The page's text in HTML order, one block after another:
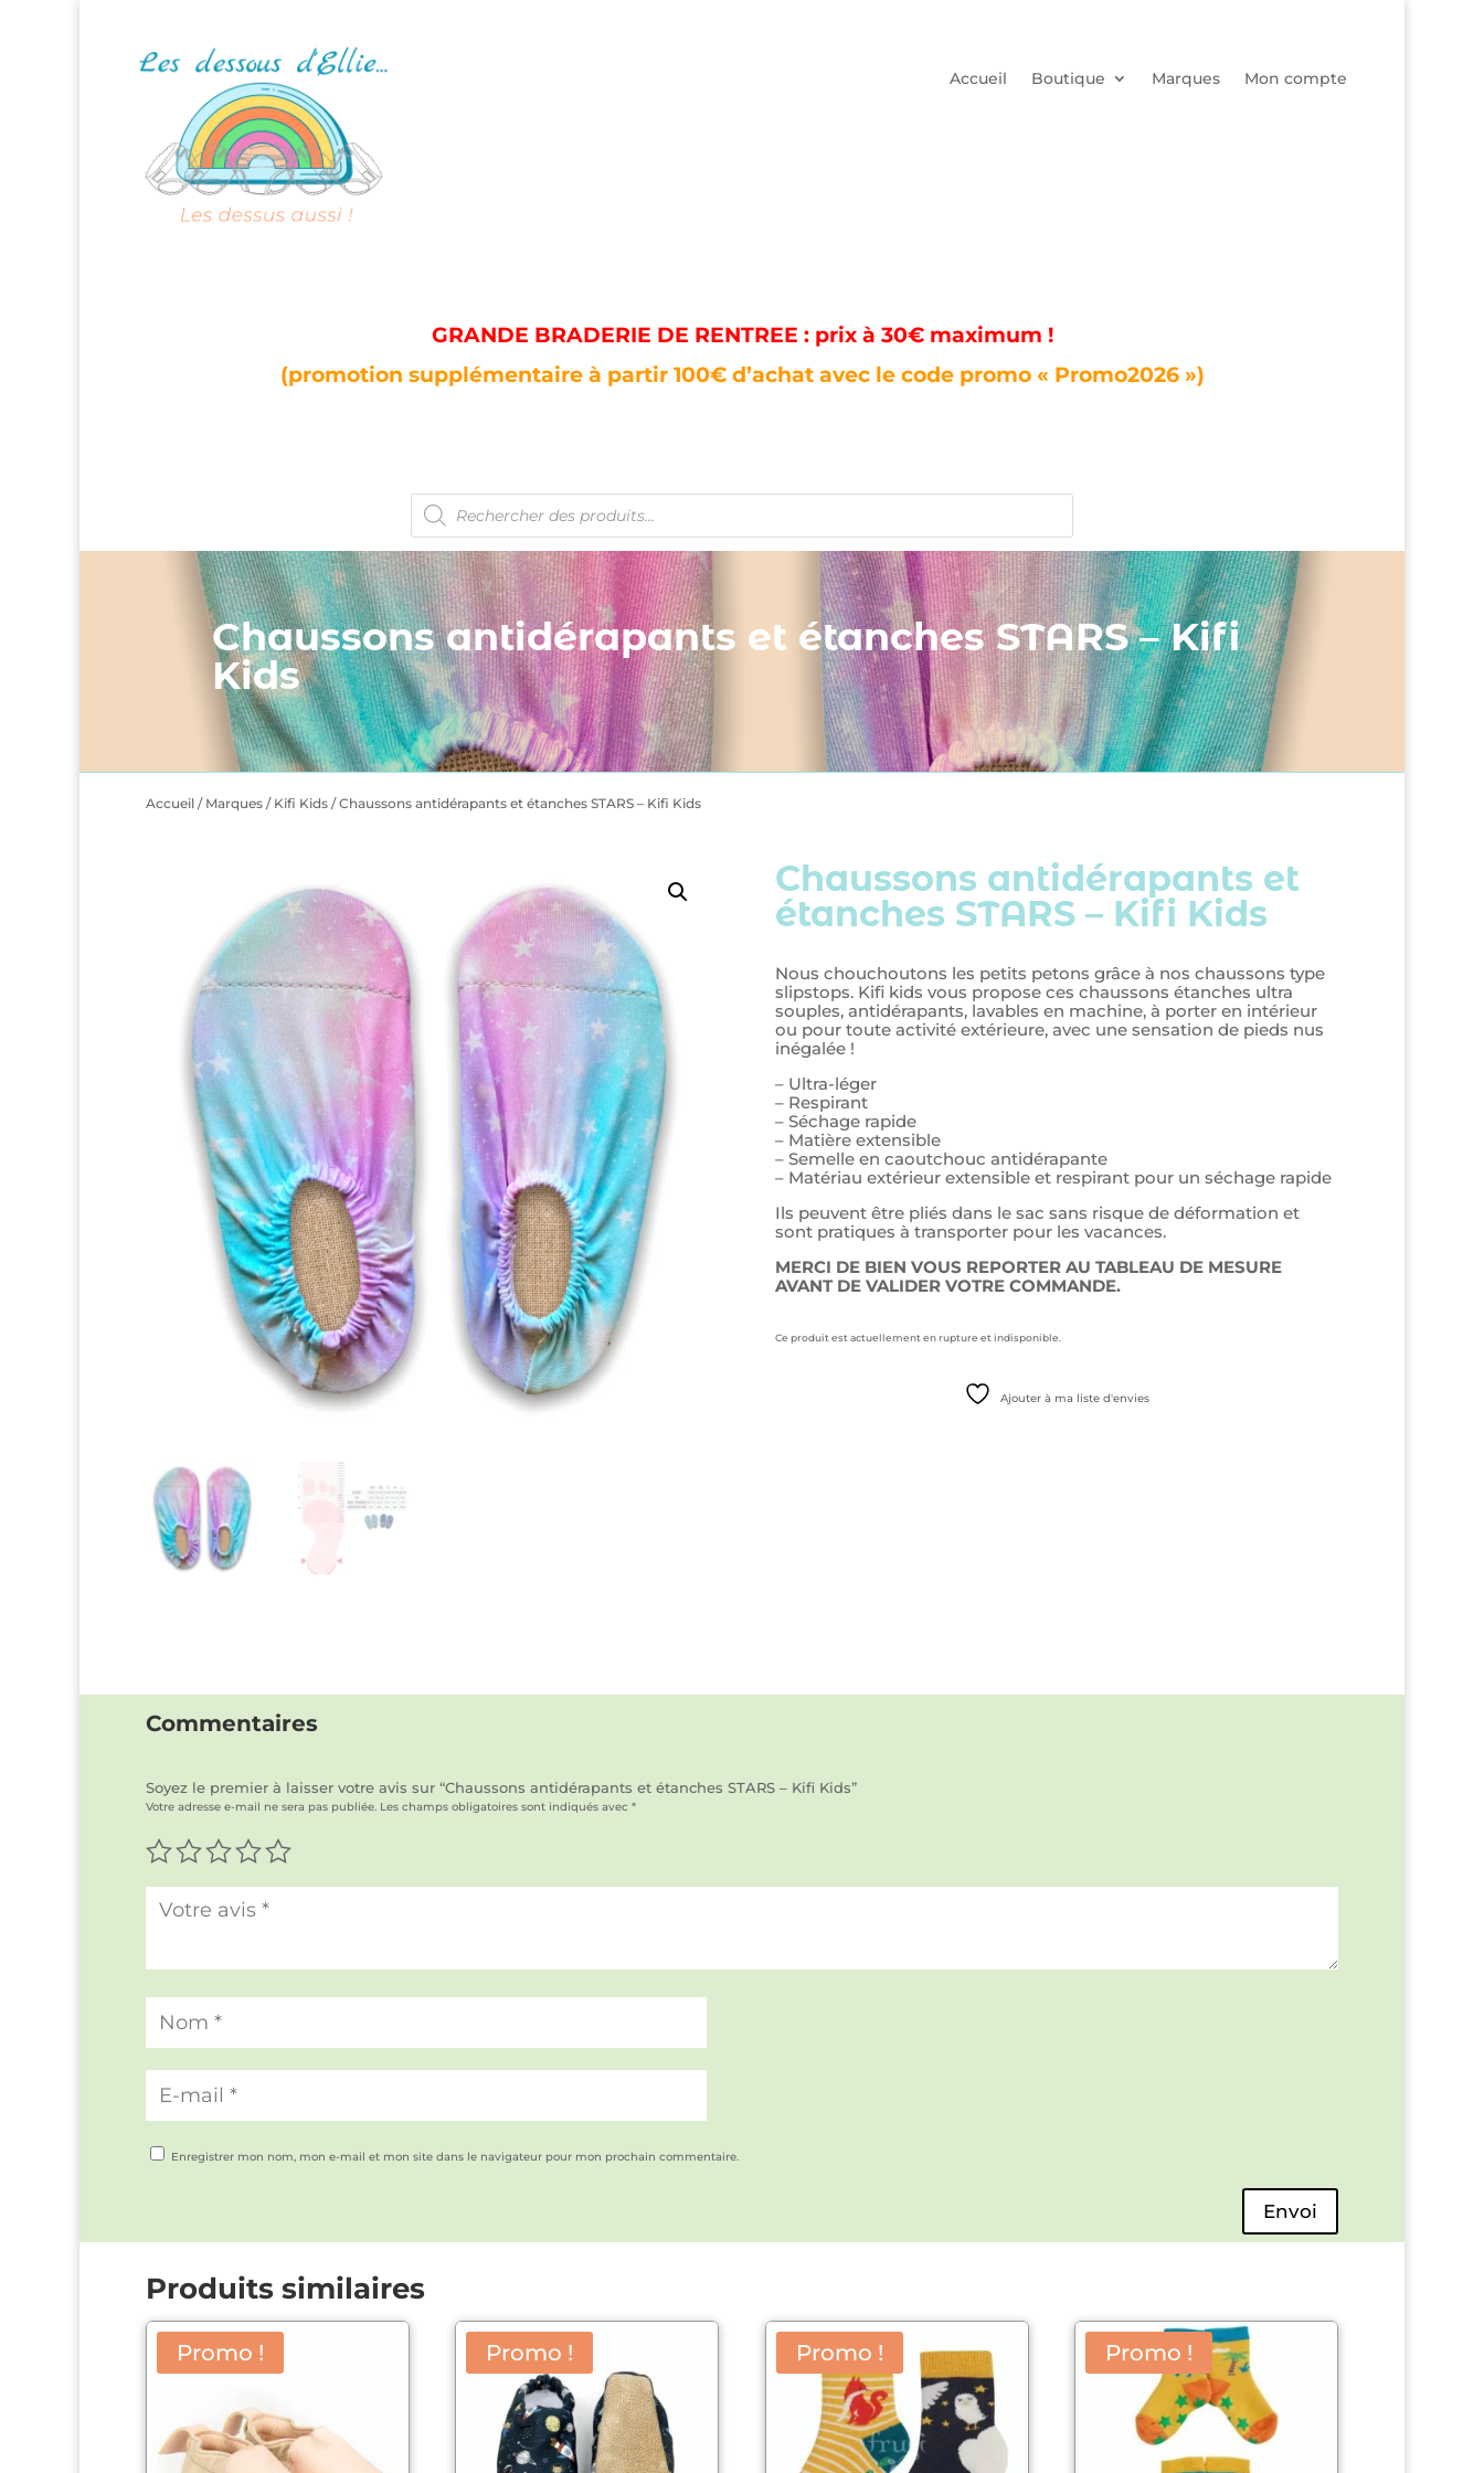
Accueil Boutique Marques Mon compte
GRANDE BRADERIE DE RENTREE : prix à 30€ maximum !
(promotion supplémentaire à partir 100€ d’achat avec le code promo « Promo2026 »)
Recherche
produits
Chaussons antidérapants et étanches STARS – Kifi
Kids
Accueil / Marques / Kifi Kids / Chaussons antidérapants et étanches STARS – Kifi Kids
Chaussons antidérapants et
étanches STARS – Kifi Kids
Nous chouchoutons les petits petons grâce à nos chaussons type
slipstops. Kifi kids vous propose ces chaussons étanches ultra
souples, antidérapants, lavables en machine, à porter en intérieur
ou pour toute activité extérieure, avec une sensation de pieds nus
inégalée !
– Ultra-léger
– Respirant
– Séchage rapide
– Matière extensible
– Semelle en caoutchouc antidérapante
– Matériau extérieur extensible et respirant pour un séchage rapide
Ils peuvent être pliés dans le sac sans risque de déformation et
sont pratiques à transporter pour les vacances.
MERCI DE BIEN VOUS REPORTER AU TABLEAU DE MESURE
AVANT DE VALIDER VOTRE COMMANDE.
Ce produit est actuellement en rupture et indisponible.
Ajouter à ma liste d'envies
Commentaires
Soyez le premier à laisser votre avis sur “Chaussons antidérapants et étanches STARS – Kifi Kids”
Votre adresse e-mail ne sera pas publiée. Les champs obligatoires sont indiqués avec *
Enregistrer mon nom, mon e-mail et mon site dans le navigateur pour mon prochain commentaire.
Envoi
Produits similaires
Promo ! Promo ! Promo ! Promo !